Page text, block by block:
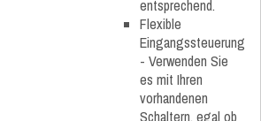
entsprechend.
Flexible
Eingangssteuerung
- Verwenden Sie
es mit Ihren
vorhandenen
Schaltern, egal ob